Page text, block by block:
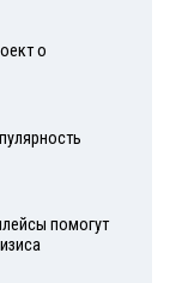
о
помогут